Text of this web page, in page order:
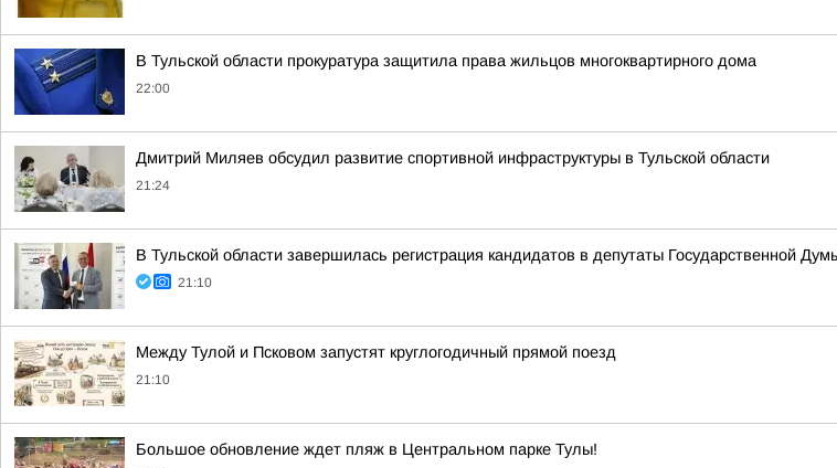
В Тульской области прокуратура защитила права жильцов многоквартирного дома
22:00
Дмитрий Миляев обсудил развитие спортивной инфраструктуры в Тульской области
21:24
В Тульской области завершилась регистрация кандидатов в депутаты Государственной
21:10
Между Тулой и Псковом запустят круглогодичный прямой поезд
21:10
Большое обновление ждет пляж в Центральном парке Тулы!